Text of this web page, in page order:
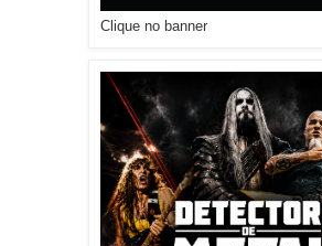
Clique no banner